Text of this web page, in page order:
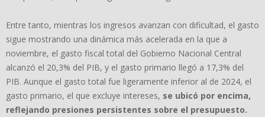
Entre tanto, mientras los ingresos avanzan con dificultad, el gasto
sigue mostrando una dinámica más acelerada en la que a
noviembre, el gasto fiscal total del Gobierno Nacional Central
alcanzó el 20,3% del PIB, y el gasto primario llegó a 17,3% del
PIB. Aunque el gasto total fue ligeramente inferior al de 2024, el
gasto primario, el que excluye intereses, se ubicó por encima,
reflejando presiones persistentes sobre el presupuesto.